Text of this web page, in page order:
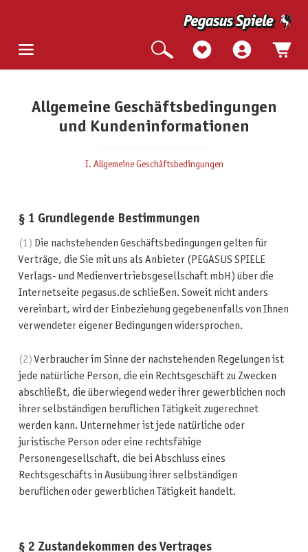
Allgemeine Geschäftsbedingungen
und Kundeninformationen
I. Allgemeine Geschäftsbedingungen
§ 1 Grundlegende Bestimmungen
(1) Die nachstehenden Geschäftsbedingungen gelten für
Verträge, die Sie mit uns als Anbieter (PEGASUS SPIELE
Verlags- und Medienvertriebsgesellschaft mbH) über die
Internetseite pegasus.de schließen. Soweit nicht anders
vereinbart, wird der Einbeziehung gegebenenfalls von Ihnen
verwendeter eigener Bedingungen widersprochen.
(2) Verbraucher im Sinne der nachstehenden Regelungen ist
jede natürliche Person, die ein Rechtsgeschäft zu Zwecken
abschließt, die überwiegend weder ihrer gewerblichen noch
ihrer selbständigen beruflichen Tätigkeit zugerechnet
werden kann. Unternehmer ist jede natürliche oder
juristische Person oder eine rechtsfähige
Personengesellschaft, die bei Abschluss eines
Rechtsgeschäfts in Ausübung ihrer selbständigen
beruflichen oder gewerblichen Tätigkeit handelt.
§ 2 Zustandekommen des Vertrages